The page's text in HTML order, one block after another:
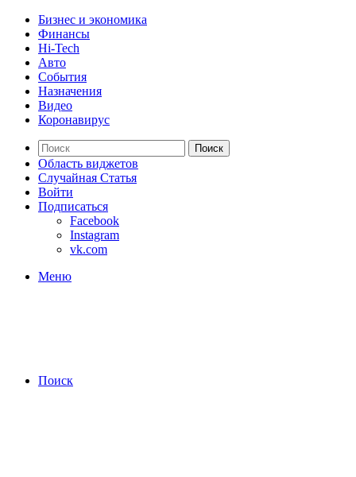
Бизнес и экономика
Финансы
Hi-Tech
Авто
События
Назначения
Видео
Коронавирус
Поиск
Область виджетов
Случайная Статья
Войти
Подписаться
Facebook
Instagram
vk.com
Меню
Поиск